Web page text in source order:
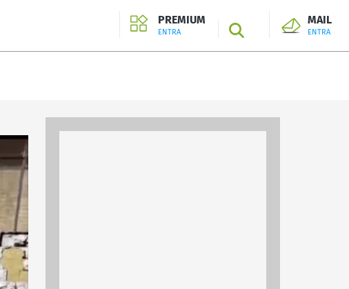
PREMIUM
ENTRA SEARCH
MAIL
ENTRA